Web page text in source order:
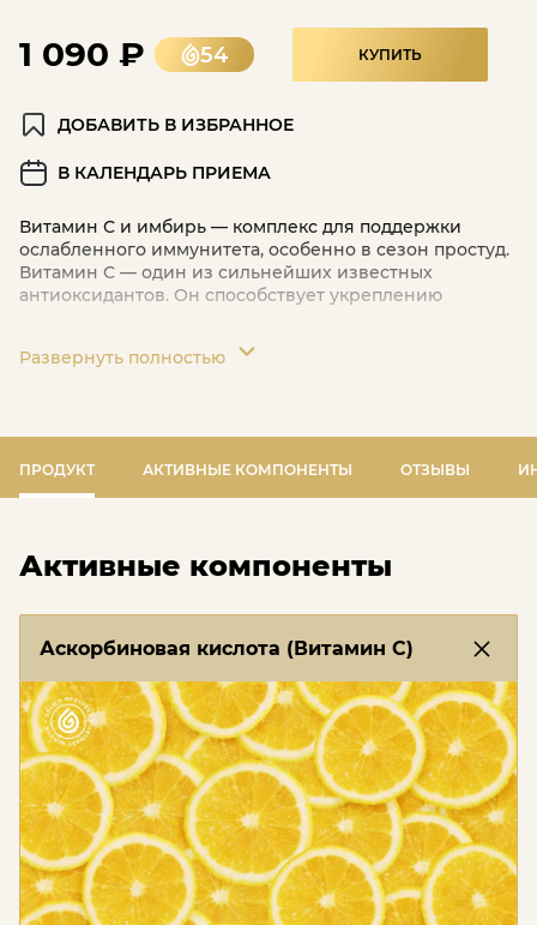
1 090 ₽ 54 КУПИТЬ
ДОБАВИТЬ В ИЗБРАННОЕ
В КАЛЕНДАРЬ ПРИЕМА
Витамин С и имбирь — комплекс для поддержки
ослабленного иммунитета, особенно в сезон простуд.
Витамин С — один из сильнейших известных
антиоксидантов. Он способствует укреплению
Развернуть полностью
ПРОДУКТ АКТИВНЫЕ КОМПОНЕНТЫ ОТЗЫВЫ
Активные компоненты
Аскорбиновая кислота (Витамин С)